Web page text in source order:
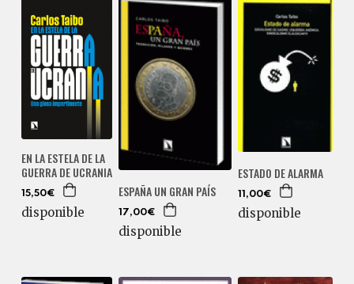
EN LA ESTELA DE LA
GUERRA DE UCRANIA
15,50€
disponible
ESPAÑA UN GRAN PAÍS
17,00€
disponible
ESTADO DE ALARMA
11,00€
disponible